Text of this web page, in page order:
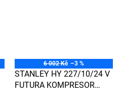
6 002 Kč –3 %
STANLEY HY 227/10/24 V
FUTURA KOMPRESOR